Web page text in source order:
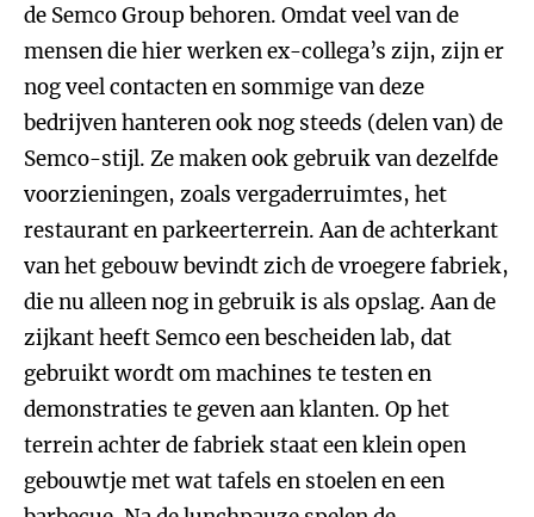
de Semco Group behoren. Omdat veel van de
mensen die hier werken ex-collega’s zijn, zijn er
nog veel contacten en sommige van deze
bedrijven hanteren ook nog steeds (delen van) de
Semco-stijl. Ze maken ook gebruik van dezelfde
voorzieningen, zoals vergaderruimtes, het
restaurant en parkeerterrein. Aan de achterkant
van het gebouw bevindt zich de vroegere fabriek,
die nu alleen nog in gebruik is als opslag. Aan de
zijkant heeft Semco een bescheiden lab, dat
gebruikt wordt om machines te testen en
demonstraties te geven aan klanten. Op het
terrein achter de fabriek staat een klein open
gebouwtje met wat tafels en stoelen en een